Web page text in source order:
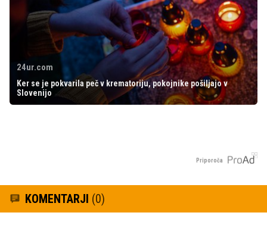
24ur.com
Ker se je pokvarila peč v krematoriju, pokojnike pošiljajo v
Slovenijo
Priporoča
KOMENTARJI (0)